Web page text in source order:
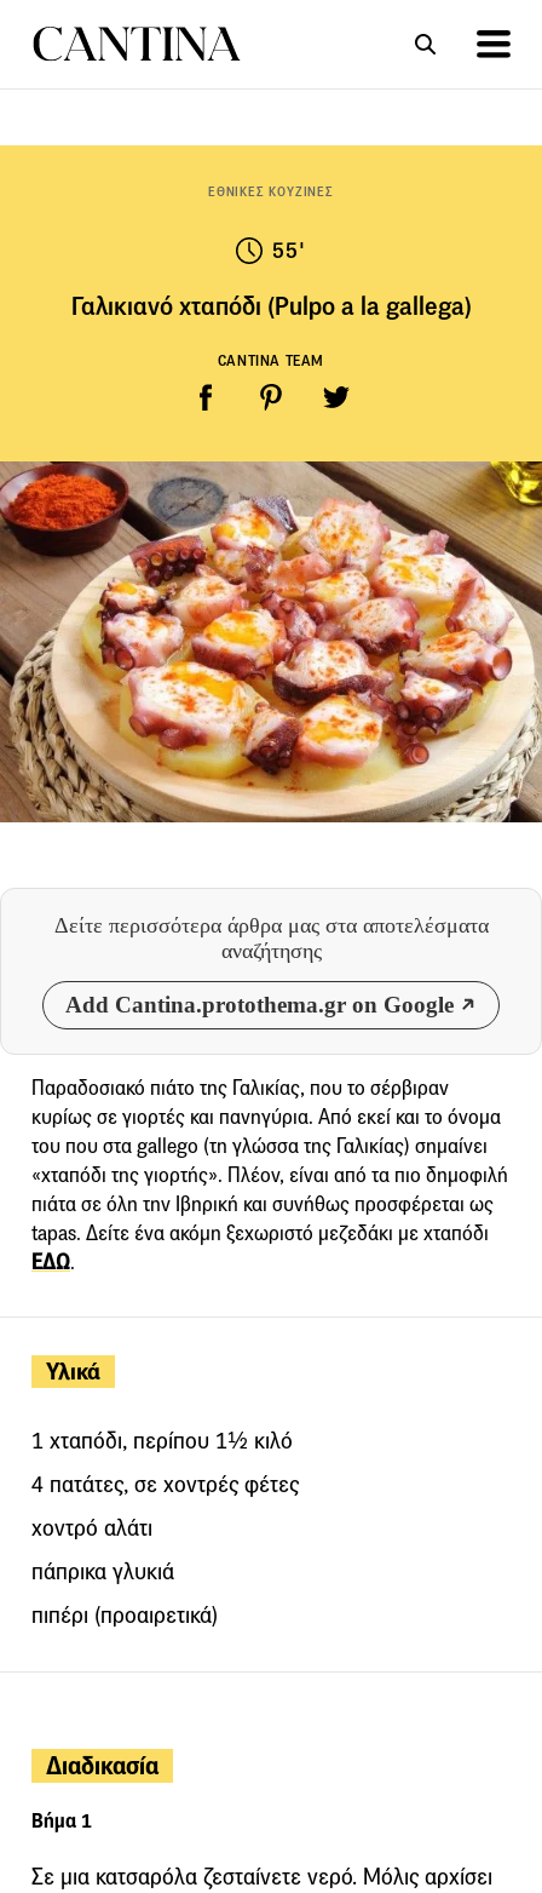
ΕΘΝΙΚΕΣ ΚΟΥΖΙΝΕΣ
55'
Γαλικιανό χταπόδι (Pulpo a la gallega)
CANTINA TEAM
Δείτε περισσότερα άρθρα μας στα αποτελέσματα
αναζήτησης
Add Cantina.protothema.gr on Google
Υλικά
1 χταπόδι, περίπου 1½ κιλό
4 πατάτες, σε χοντρές φέτες
χοντρό αλάτι
πάπρικα γλυκιά
πιπέρι (προαιρετικά)
Παραδοσιακό πιάτο της Γαλικίας, που το σέρβιραν
κυρίως σε γιορτές και πανηγύρια. Από εκεί και το όνομα
του που στα gallego (τη γλώσσα της Γαλικίας) σημαίνει
«χταπόδι της γιορτής». Πλέον, είναι από τα πιο δημοφιλή
πιάτα σε όλη την Ιβηρική και συνήθως προσφέρεται ως
tapas. Δείτε ένα ακόμη ξεχωριστό μεζεδάκι με χταπόδι
ΕΔΩ.
Διαδικασία
Βήμα 1
Σε μια κατσαρόλα ζεσταίνετε νερό. Μόλις αρχίσει